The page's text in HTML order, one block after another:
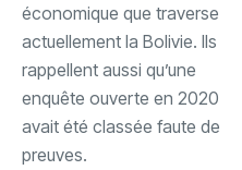
économique que traverse
actuellement la Bolivie. Ils
rappellent aussi qu’une
enquête ouverte en 2020
avait été classée faute de
preuves.